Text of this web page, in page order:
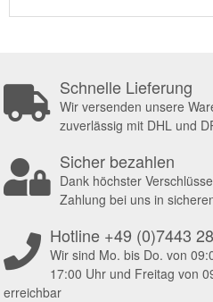
Schnelle Lieferung
Wir versenden unsere
zuverlässig mit DHL und
Sicher bezahlen
Dank höchster
Zahlung bei uns in
Hotline +49 (0)7443
Wir sind Mo. bis Do. von
17:00 Uhr und Freitag von
erreichbar